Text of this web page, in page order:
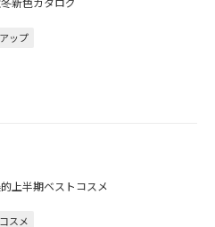
ップ
上半期ベストコスメ
スメ